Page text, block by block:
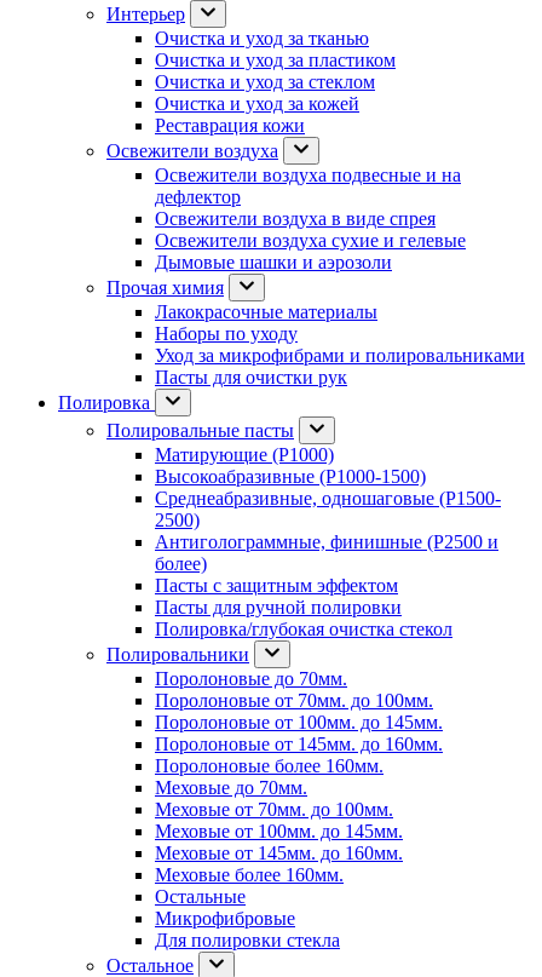
Интерьер
Очистка и уход за тканью
Очистка и уход за пластиком
Очистка и уход за стеклом
Очистка и уход за кожей
Реставрация кожи
Освежители воздуха
Освежители воздуха подвесные и на
дефлектор
Освежители воздуха в виде спрея
Освежители воздуха сухие и гелевые
Дымовые шашки и аэрозоли
Прочая химия
Лакокрасочные материалы
Наборы по уходу
Уход за микрофибрами и полировальниками
Пасты для очистки рук
Полировка
Полировальные пасты
Матирующие (P1000)
Высокоабразивные (P1000-1500)
Среднеабразивные, одношаговые (P1500-
2500)
Антиголограммные, финишные (P2500 и
более)
Пасты с защитным эффектом
Пасты для ручной полировки
Полировка/глубокая очистка стекол
Полировальники
Поролоновые до 70мм.
Поролоновые от 70мм. до 100мм.
Поролоновые от 100мм. до 145мм.
Поролоновые от 145мм. до 160мм.
Поролоновые более 160мм.
Меховые до 70мм.
Меховые от 70мм. до 100мм.
Меховые от 100мм. до 145мм.
Меховые от 145мм. до 160мм.
Меховые более 160мм.
Остальные
Микрофибровые
Для полировки стекла
Остальное